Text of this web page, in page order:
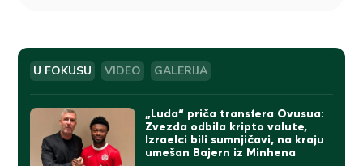
U FOKUSU VIDEO GALERIJA
„Luda“ priča transfera Ovusua:
Zvezda odbila kripto valute,
Izraelci bili sumnjičavi, na kraju
umešan Bajern iz Minhena